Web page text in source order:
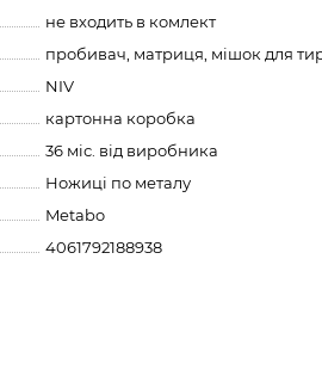
не входить в комлект
пробивач, матриця, мішок для
NIV
картонна коробка
36 міс. від виробника
Ножиці по металу
Metabo
4061792188938